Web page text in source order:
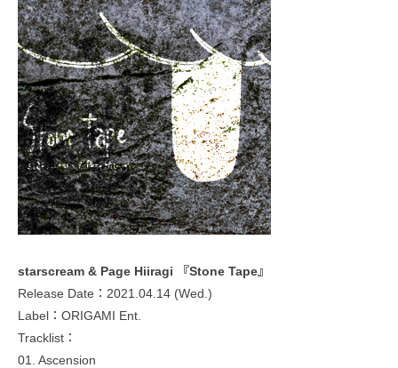
starscream & Page Hiiragi 『Stone Tape』
Release Date：2021.04.14 (Wed.)
Label：ORIGAMI Ent.
Tracklist：
01. Ascension